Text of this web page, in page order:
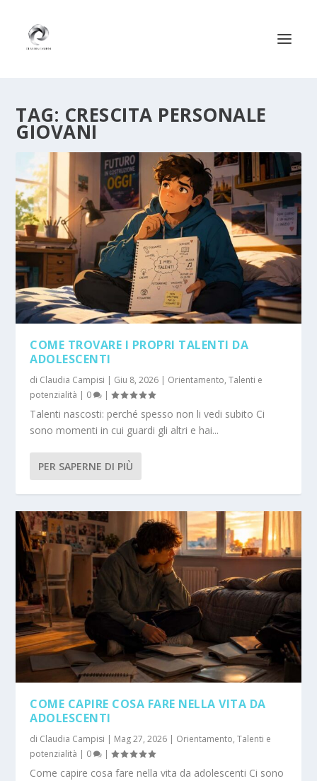
TAG: CRESCITA PERSONALE
GIOVANI
COME TROVARE I PROPRI TALENTI DA
ADOLESCENTI
di Claudia Campisi | Giu 8, 2026 | Orientamento,Talenti e
potenzialità | 0 |
Talenti nascosti: perché spesso non li vedi subito Ci
sono momenti in cui guardi gli altri e hai...
PER SAPERNE DI PIÙ
COME CAPIRE COSA FARE NELLA VITA DA
ADOLESCENTI
di Claudia Campisi | Mag 27, 2026 | Orientamento,Talenti e
potenzialità | 0 |
Come capire cosa fare nella vita da adolescenti Ci sono